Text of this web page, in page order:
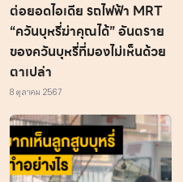
ต่อยอดไอเดีย รถไฟฟ้า MRT
“ควันบุหรี่ฆ่าคุณได้” อันตราย
ของควันบุหรี่ที่มองไม่เห็นด้วย
ตาเปล่า
8 ตุลาคม 2567